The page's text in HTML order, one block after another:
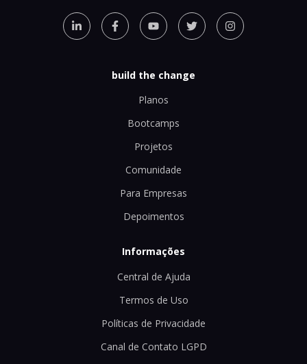
build the change
Planos
Bootcamps
Projetos
Comunidade
Para Empresas
Depoimentos
Informações
Central de Ajuda
Termos de Uso
Políticas de Privacidade
Canal de Contato LGPD